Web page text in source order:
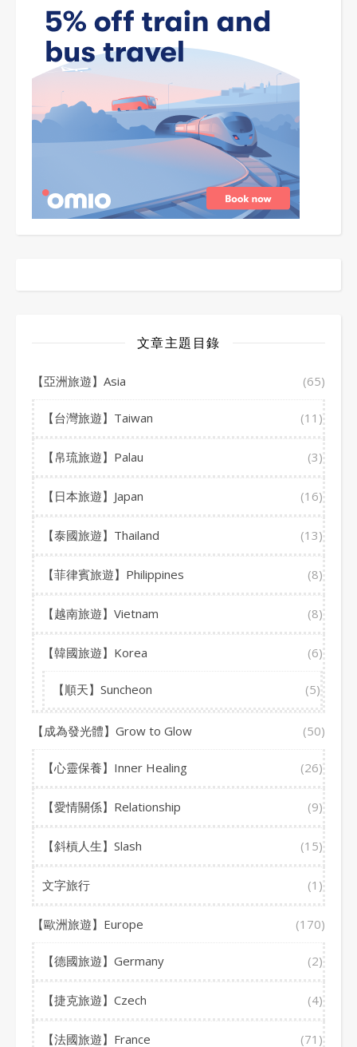
文章主題目錄
【亞洲旅遊】Asia (65)
【台灣旅遊】Taiwan (11)
【帛琉旅遊】Palau (3)
【日本旅遊】Japan (16)
【泰國旅遊】Thailand (13)
【菲律賓旅遊】Philippines (8)
【越南旅遊】Vietnam (8)
【韓國旅遊】Korea (6)
【順天】Suncheon (5)
【成為發光體】Grow to Glow (50)
【心靈保養】Inner Healing (26)
【愛情關係】Relationship (9)
【斜槓人生】Slash (15)
文字旅行 (1)
【歐洲旅遊】Europe (170)
【德國旅遊】Germany (2)
【捷克旅遊】Czech (4)
【法國旅遊】France (71)